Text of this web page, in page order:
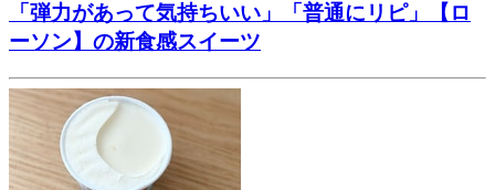
「弾力があって気持ちいい」「普通にリピ」【ロ
ーソン】の新食感スイーツ